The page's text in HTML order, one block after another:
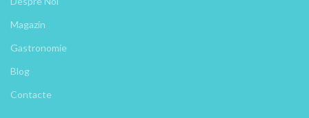
Magazin
Gastronomie
Blog
Contacte